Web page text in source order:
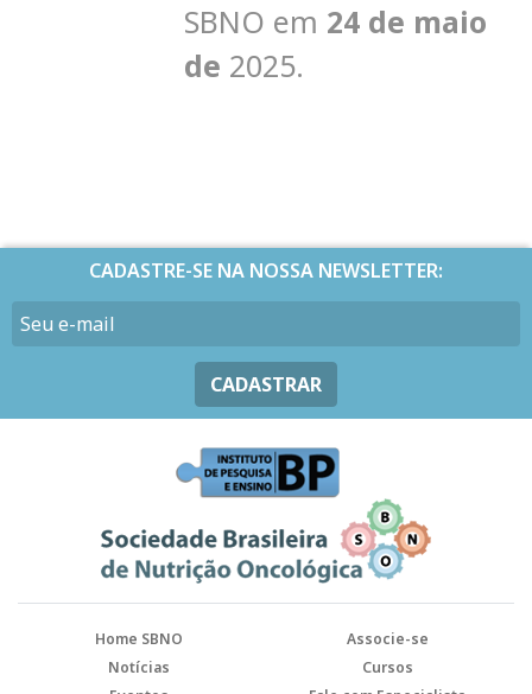
SBNO em 24 de maio
de 2025.
CADASTRE-SE NA NOSSA NEWSLETTER:
CADASTRAR
Home SBNO
Associe-se
Notícias
Cursos